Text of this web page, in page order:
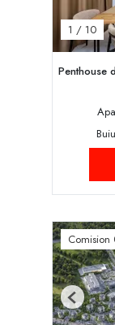
1 / 10
Penthouse
Comision
Previous